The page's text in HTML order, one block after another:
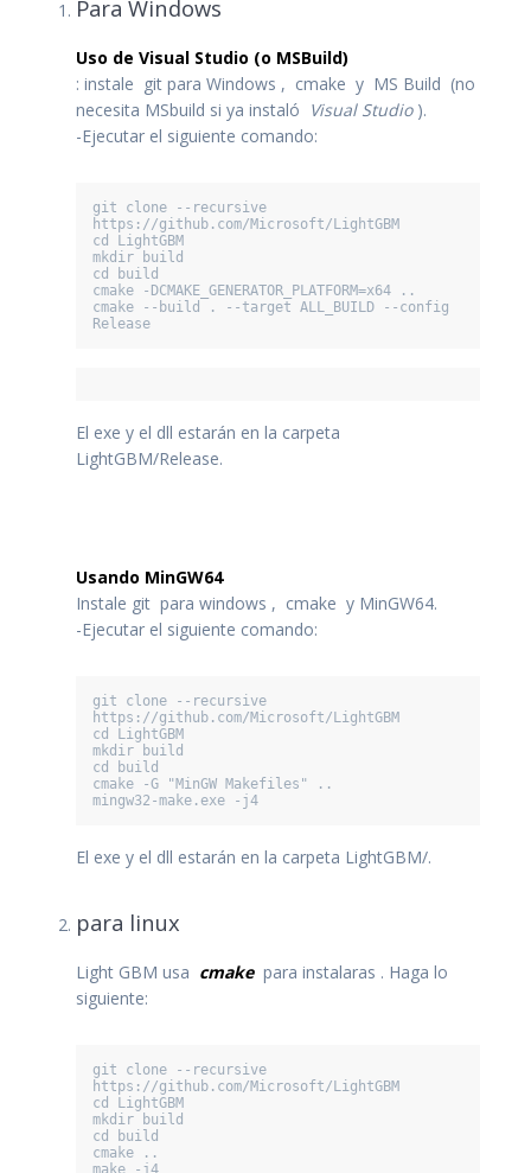
Para Windows
Uso de Visual Studio (o MSBuild)
: instale git para Windows , cmake y MS Build (no
necesita MSbuild si ya instaló Visual Studio).
-Ejecutar el siguiente comando:
git clone --recursive
https://github.com/Microsoft/LightGBM
cd LightGBM
mkdir build
cd build
cmake -DCMAKE_GENERATOR_PLATFORM=x64 ..
cmake --build . --target ALL_BUILD --config
Release
El exe y el dll estarán en la carpeta
LightGBM/Release.
Usando MinGW64
Instale git para windows , cmake y MinGW64.
-Ejecutar el siguiente comando:
git clone --recursive
https://github.com/Microsoft/LightGBM
cd LightGBM
mkdir build
cd build
cmake -G "MinGW Makefiles" ..
mingw32-make.exe -j4
El exe y el dll estarán en la carpeta LightGBM/.
para linux
Light GBM usa cmakepara instalaras . Haga lo
siguiente:
git clone --recursive
https://github.com/Microsoft/LightGBM
cd LightGBM
mkdir build
cd build
cmake ..
make -j4